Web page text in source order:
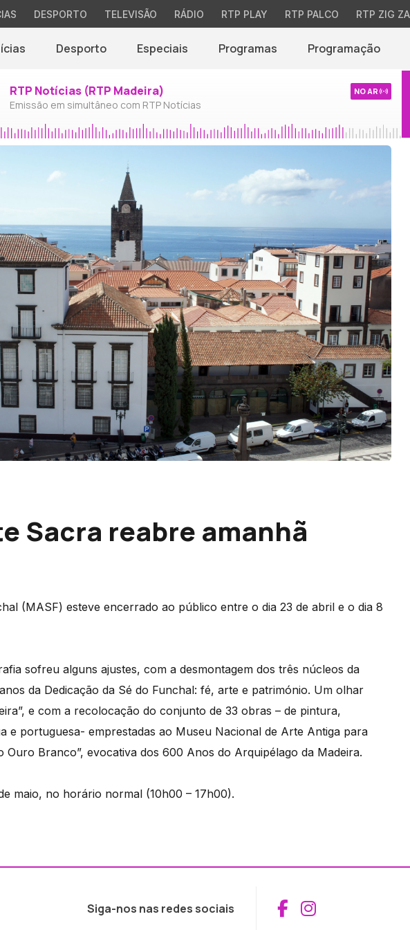
DESPORTO TELEVISÃO RÁDIO RTP PLAY RTP PALCO RTP ZIG
Desporto Especiais Programas Programação
RTP Notícias (RTP Madeira)
Emissão em simultâneo com RTP Notícias
NO AR
Sacra reabre amanhã
(MASF) esteve encerrado ao público entre o dia 23 de abril e o dia 8
sofreu alguns ajustes, com a desmontagem dos três núcleos da
da Dedicação da Sé do Funchal: fé, arte e património. Um olhar
e com a recolocação do conjunto de 33 obras – de pintura,
e portuguesa- emprestadas ao Museu Nacional de Arte Antiga para
Ouro Branco”, evocativa dos 600 Anos do Arquipélago da Madeira.
maio, no horário normal (10h00 – 17h00).
Siga-nos nas redes sociais Aceder ao
Aceder ao